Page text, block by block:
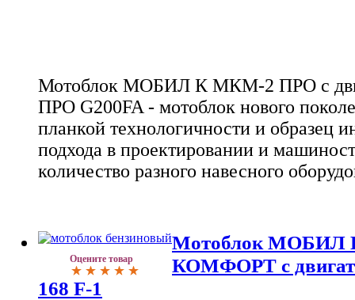
Мотоблок МОБИЛ К МКМ-2 ПРО с
ПРО G200FA - мотоблок нового
планкой технологичности и образец
подхода в проектировании и
количество разного навесного
Оцените товар
Мотоблок
КОМФОРТ с
168 F-1